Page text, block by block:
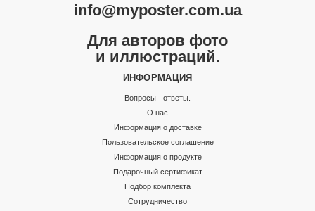
info@myposter.com.ua
Для авторов фото
и иллюстраций.
ИНФОРМАЦИЯ
Вопросы - ответы.
О нас
Информация о доставке
Пользовательское соглашение
Информация о продукте
Подарочный сертификат
Подбор комплекта
Сотрудничество